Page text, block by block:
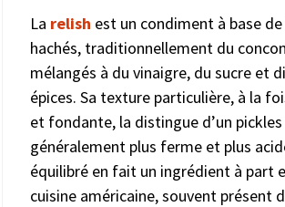
La relish est un condiment à base
hachés, traditionnellement du
mélangés à du vinaigre, du sucre et
épices. Sa texture particulière, à la
et fondante, la distingue d’un
généralement plus ferme et plus
équilibré en fait un ingrédient à part
cuisine américaine, souvent présent